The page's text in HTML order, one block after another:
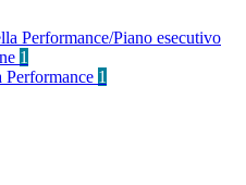
Performance/Piano esecutivo
1
Performance 1